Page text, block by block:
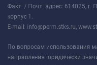
Факт. / Почт. адрес: 614025, г.
корпус 1.
E-mail: info@perm.stks.ru,
По вопросам использования
направления юридически